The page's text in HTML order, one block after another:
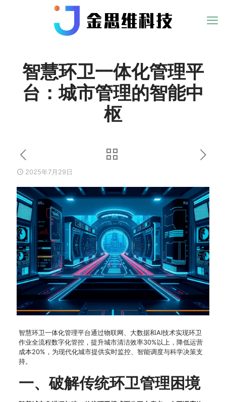
智慧环卫一体化管理平
台：城市管理的智能中
枢
2025年7月29日
智慧环卫一体化管理平台通过物联网、大数据和AI技术实现环卫
作业全流程数字化管控，提升城市清洁效率30%以上，降低运营
成本20%，为现代化城市提供实时监控、智能调度与科学决策支
持。
一、破解传统环卫管理困境